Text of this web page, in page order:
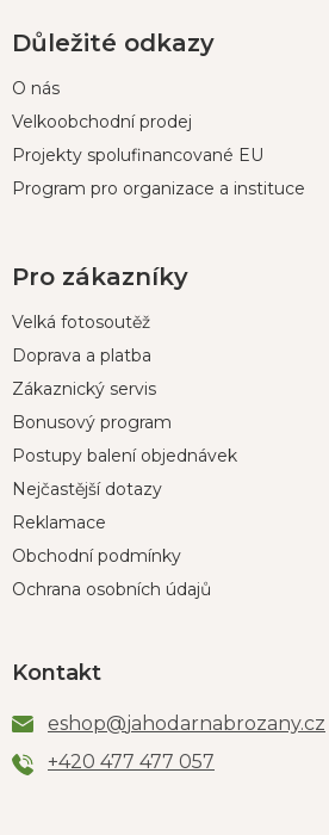
Důležité odkazy
O nás
Velkoobchodní prodej
Projekty spolufinancované EU
Program pro organizace a instituce
Pro zákazníky
Velká fotosoutěž
Doprava a platba
Zákaznický servis
Bonusový program
Postupy balení objednávek
Nejčastější dotazy
Reklamace
Obchodní podmínky
Ochrana osobních údajů
Kontakt
eshop@jahodarnabrozany.cz
+420 477 477 057